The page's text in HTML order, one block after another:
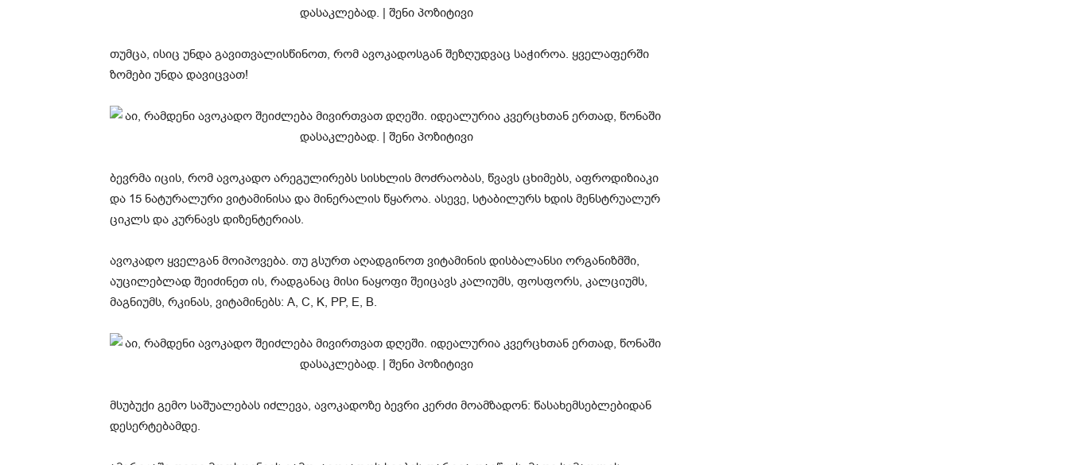
თუმცა, ისიც უნდა გავითვალისწინოთ, რომ ავოკადოსგან შეზღუდვაც საჭიროა. ყველაფერში
ზომები უნდა დავიცვათ!
ბევრმა იცის, რომ ავოკადო არეგულირებს სისხლის მოძრაობას, წვავს ცხიმებს, აფროდიზიაკი
და 15 ნატურალური ვიტამინისა და მინერალის წყაროა. ასევე, სტაბილურს ხდის მენსტრუალურ
ციკლს და კურნავს დიზენტერიას.
ავოკადო ყველგან მოიპოვება. თუ გსურთ აღადგინოთ ვიტამინის დისბალანსი ორგანიზმში,
აუცილებლად შეიძინეთ ის, რადგანაც მისი ნაყოფი შეიცავს კალიუმს, ფოსფორს, კალციუმს,
მაგნიუმს, რკინას, ვიტამინებს: A, C, K, PP, E, B.
მსუბუქი გემო საშუალებას იძლევა, ავოკადოზე ბევრი კერძი მოამზადონ: წასახემსებლებიდან
დესერტებამდე.